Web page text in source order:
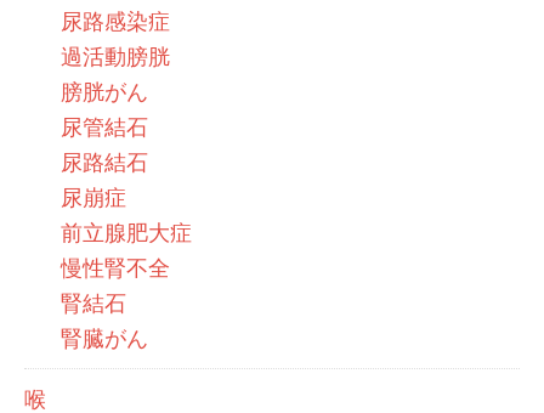
尿路感染症
過活動膀胱
膀胱がん
尿管結石
尿路結石
尿崩症
前立腺肥大症
慢性腎不全
腎結石
腎臓がん
喉